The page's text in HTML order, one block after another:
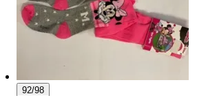
92/98